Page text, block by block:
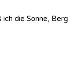
ich die Sonne, Berg